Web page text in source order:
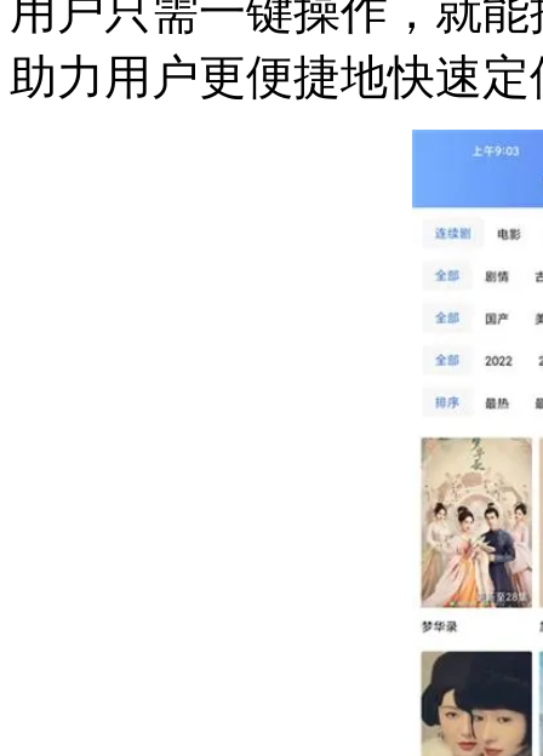
用户只需一键操作，就
助力用户更便捷地快速